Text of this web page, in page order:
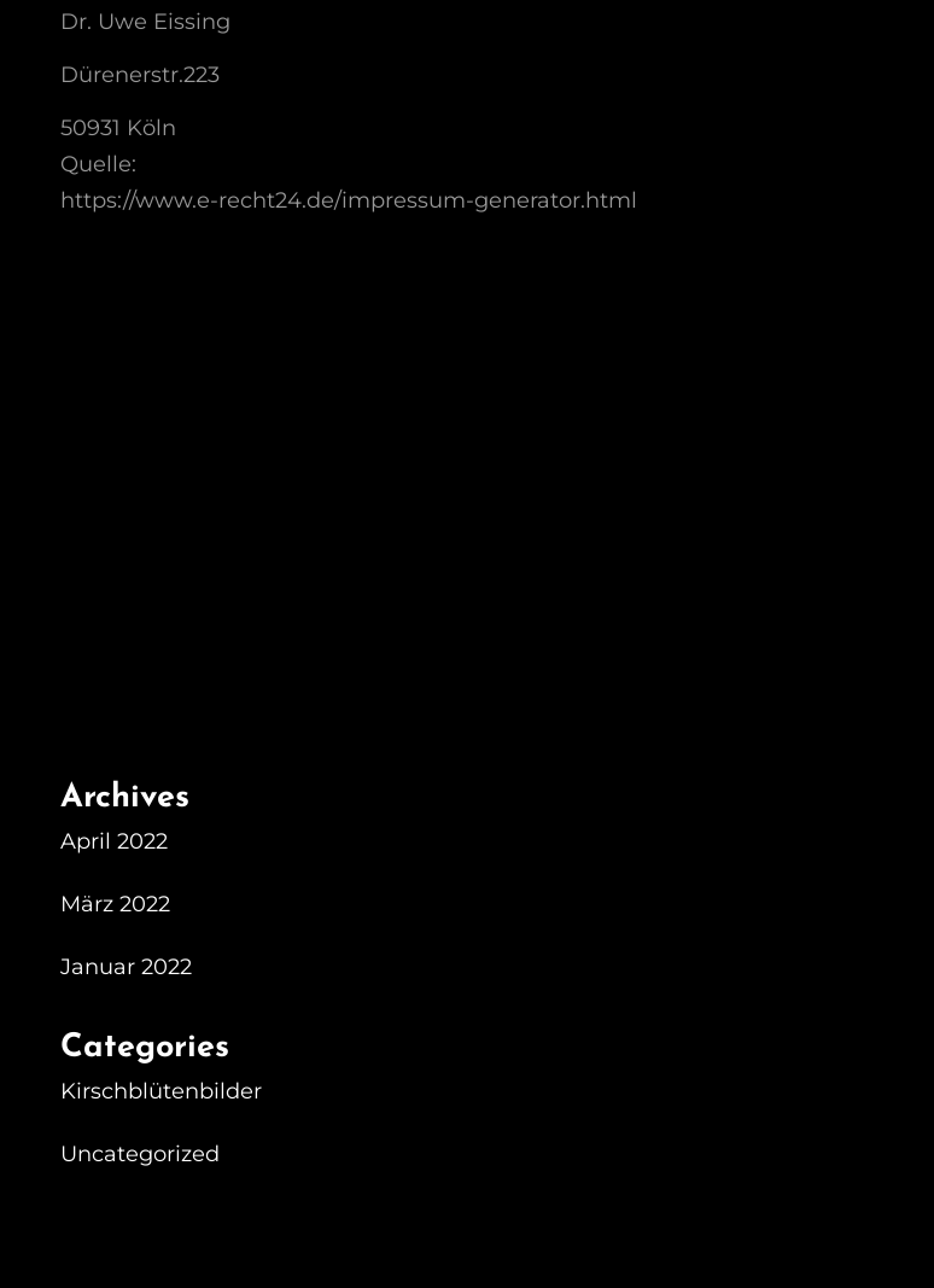
Dr. Uwe Eissing
Dürenerstr.223
50931 Köln
Quelle:
https://www.e-recht24.de/impressum-generator.html
Archives
April 2022
März 2022
Januar 2022
Categories
Kirschblütenbilder
Uncategorized